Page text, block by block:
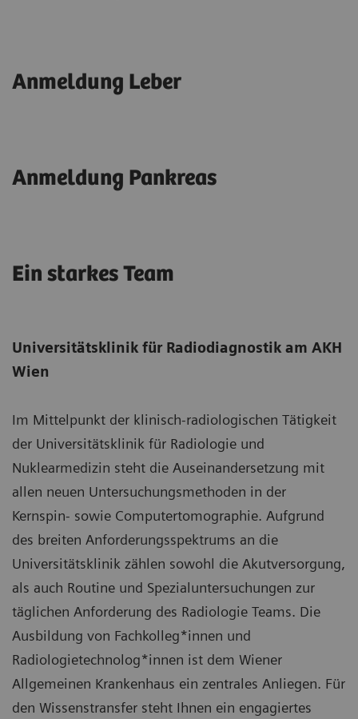
Anmeldung Leber
Anmeldung Pankreas
Ein starkes Team
Universitätsklinik für Radiodiagnostik am AKH
Wien
Im Mittelpunkt der klinisch-radiologischen Tätigkeit
der Universitätsklinik für Radiologie und
Nuklearmedizin steht die Auseinandersetzung mit
allen neuen Untersuchungsmethoden in der
Kernspin- sowie Computertomographie. Aufgrund
des breiten Anforderungsspektrums an die
Universitätsklinik zählen sowohl die Akutversorgung,
als auch Routine und Spezialuntersuchungen zur
täglichen Anforderung des Radiologie Teams. Die
Ausbildung von Fachkolleg*innen und
Radiologietechnolog*innen ist dem Wiener
Allgemeinen Krankenhaus ein zentrales Anliegen. Für
den Wissenstransfer steht Ihnen ein engagiertes